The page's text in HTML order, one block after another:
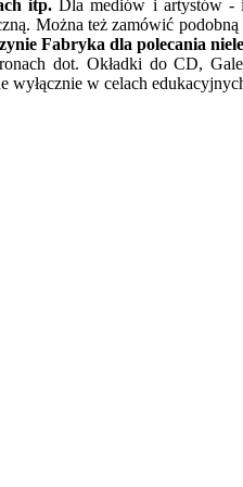
itp. Dla mediów i artystów -
Można też zamówić
Fabryka dla polecania
dot. Okładki do CD,
wyłącznie w celach